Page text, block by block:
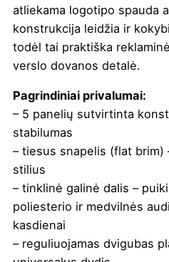
atliekama logotipo spauda
konstrukcija leidžia ir
todėl tai praktiška
verslo dovanos detalė.
Pagrindiniai privalumai:
– 5 panelių sutvirtinta
stabilumas
– tiesus snapelis (flat brim)
stilius
– tinklinė galinė dalis –
poliesterio ir medvilnės
kasdienai
– reguliuojamas dvigubas